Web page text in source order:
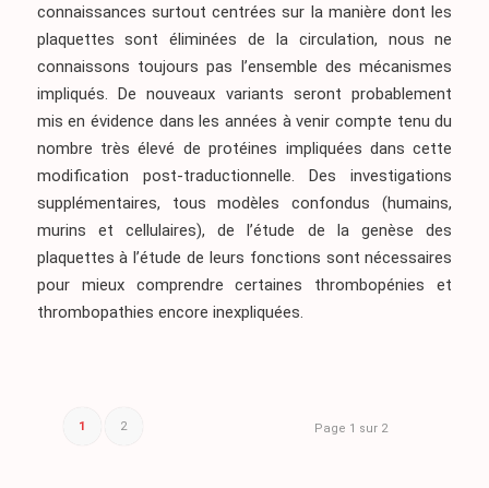
connaissances surtout centrées sur la manière dont les
plaquettes sont éliminées de la circulation, nous ne
connaissons toujours pas l’ensemble des mécanismes
impliqués. De nouveaux variants seront probablement
mis en évidence dans les années à venir compte tenu du
nombre très élevé de protéines impliquées dans cette
modification post-traductionnelle. Des investigations
supplémentaires, tous modèles confondus (humains,
murins et cellulaires), de l’étude de la genèse des
plaquettes à l’étude de leurs fonctions sont nécessaires
pour mieux comprendre certaines thrombopénies et
thrombopathies encore inexpliquées.
Page 1 sur 2
1 2